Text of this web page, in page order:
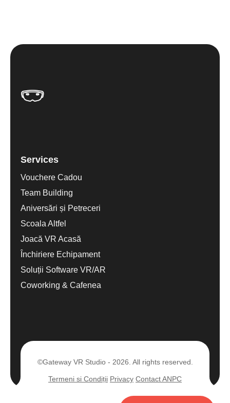
Services
Vouchere Cadou
Team Building
Aniversări și Petreceri
Scoala Altfel
Joacă VR Acasă
Închiriere Echipament
Soluții Software VR/AR
Coworking & Cafenea
©Gateway VR Studio - 2026. All rights reserved.
Termeni si Condiții Privacy Contact ANPC